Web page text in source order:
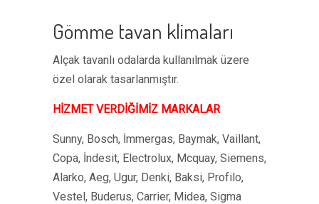
Gömme tavan klimaları
Alçak tavanlı odalarda kullanılmak üzere
özel olarak tasarlanmıştır.
HİZMET VERDİĞİMİZ MARKALAR
Sunny, Bosch, İmmergas, Baymak, Vaillant,
Copa, İndesit, Electrolux, Mcquay, Siemens,
Alarko, Aeg, Ugur, Denki, Baksi, Profilo,
Vestel, Buderus, Carrier, Midea, Sigma